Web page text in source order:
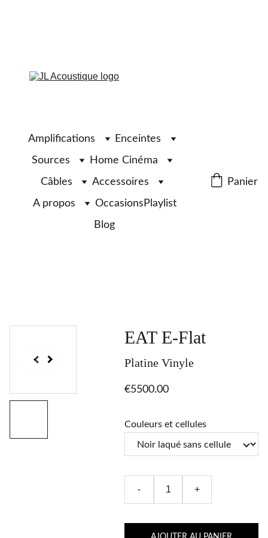
Amplifications
Enceintes
Sources
Home Cinéma
Câbles
Accessoires
A propos
Occasions Playlist
Blog
Panier
EAT E-Flat
Platine Vinyle
€5500.00
Couleurs et cellules
- +